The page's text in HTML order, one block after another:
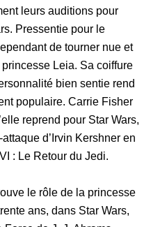
leurs auditions pour
Pressentie pour le
de tourner nue et
Leia. Sa coiffure
bien sentie rend
populaire. Carrie Fisher
reprend pour Star Wars,
d’Irvin Kershner en
: Le Retour du Jedi.
le rôle de la princesse
ans, dans Star Wars,